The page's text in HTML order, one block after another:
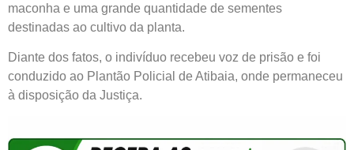
maconha e uma grande quantidade de sementes
destinadas ao cultivo da planta.
Diante dos fatos, o indivíduo recebeu voz de prisão e foi
conduzido ao Plantão Policial de Atibaia, onde permaneceu
à disposição da Justiça.